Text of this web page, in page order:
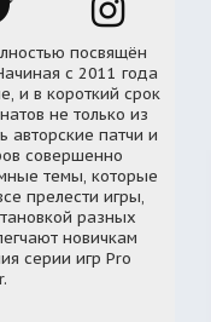
посвящён
с 2011 года
и в короткий срок
не только из
авторские патчи и
совершенно
темы, которые
прелести игры,
разных
новичкам
серии игр Pro